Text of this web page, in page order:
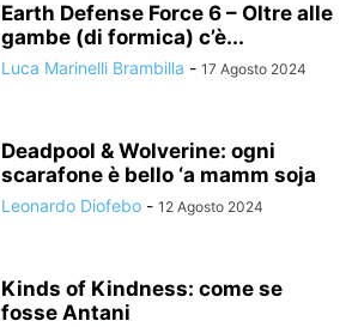
Earth Defense Force 6 – Oltre alle
gambe (di formica) c’è...
Luca Marinelli Brambilla - 17 Agosto 2024
Deadpool & Wolverine: ogni
scarafone è bello ‘a mamm soja
Leonardo Diofebo - 12 Agosto 2024
Kinds of Kindness: come se
fosse Antani